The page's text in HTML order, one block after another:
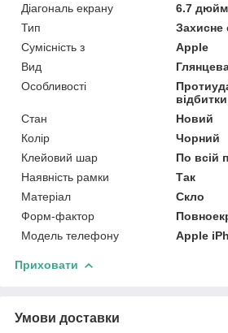
Діагональ екрану
6.7 дюйм
Тип
Захисне
Сумісність з
Apple
Вид
Особливості
відбитки
Стан
Новий
Колір
Чорний
Клейовий шар
По всій
Наявність рамки
Так
Матеріал
Скло
Форм-фактор
Модель телефону
Apple
Приховати
Умови доставки